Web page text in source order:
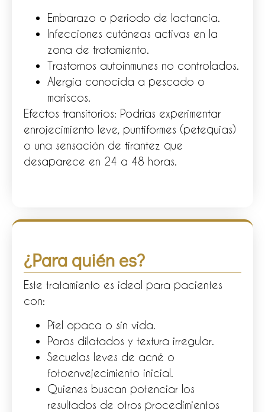
Embarazo o periodo de lactancia.
Infecciones cutáneas activas en la
zona de tratamiento.
Trastornos autoinmunes no controlados.
Alergia conocida a pescado o
mariscos.
Efectos transitorios: Podrías experimentar
enrojecimiento leve, puntiformes (petequias)
o una sensación de tirantez que
desaparece en 24 a 48 horas.
¿Para quién es?
Este tratamiento es ideal para pacientes
con:
Piel opaca o sin vida.
Poros dilatados y textura irregular.
Secuelas leves de acné o
fotoenvejecimiento inicial.
Quienes buscan potenciar los
resultados de otros procedimientos